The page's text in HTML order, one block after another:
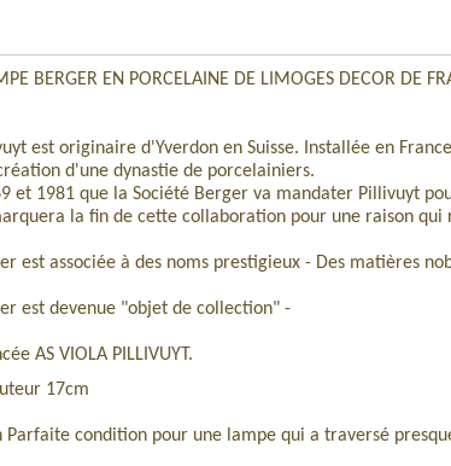
BERGER EN PORCELAINE DE LIMOGES DECOR DE
est originaire d'Yverdon en Suisse. Installée en
d'une dynastie de porcelainiers.
et 1981 que la Société Berger va mandater Pillivuyt
la fin de cette collaboration pour une raison qui
est associée à des noms prestigieux - Des matières
est devenue "objet de collection" -
AS VIOLA PILLIVUYT.
17cm
Parfaite condition pour une lampe qui a traversé